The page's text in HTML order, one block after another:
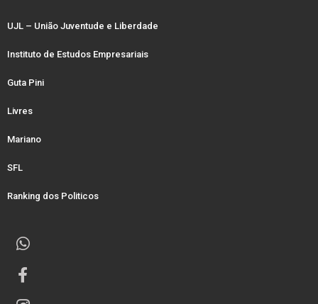
UJL – União Juventude e Liberdade
Instituto de Estudos Empresariais
Guta Pini
Livres
Mariano
SFL
Ranking dos Politicos